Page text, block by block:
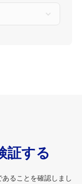
証する
ることを確認しまし